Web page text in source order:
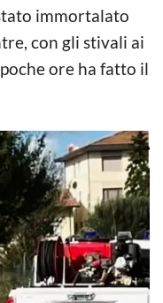
immortalato
con gli stivali ai
ore ha fatto il